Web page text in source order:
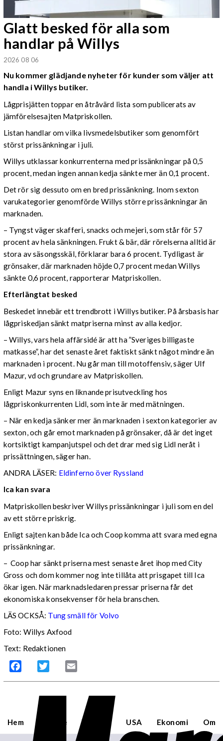
Glatt besked för alla som
handlar på Willys
2026 08 06
Nu kommer glädjande nyheter för kunder som väljer att
handla i Willys butiker.
Lågprisjätten toppar en åtråvärd lista som publicerats av
jämförelsesajten Matpriskollen.
Listan handlar om vilka livsmedelsbutiker som genomfört
störst prissänkningar i juli.
Willys utklassar konkurrenterna med prissänkningar på 0,5
procent, medan ingen annan kedja sänkte mer än 0,1 procent.
Det rör sig dessuto om en bred prissänkning. Inom sexton
varukategorier genomförde Willys större prissänkningar än
marknaden.
– Tyngst väger skafferi, snacks och mejeri, som står för 57
procent av hela sänkningen. Frukt & bär, där rörelserna alltid är
stora av säsongsskäl, förklarar bara 6 procent. Tydligast är
grönsaker, där marknaden höjde 0,7 procent medan Willys
sänkte 0,6 procent, rapporterar Matpriskollen.
Efterlängtat besked
Beskedet innebär ett trendbrott i Willys butiker. På årsbasis har
lågpriskedjan sänkt matpriserna minst av alla kedjor.
– Willys, vars hela affärsidé är att ha ”Sveriges billigaste
matkasse”, har det senaste året faktiskt sänkt något mindre än
marknaden i procent. Nu går man till motoffensiv, säger Ulf
Mazur, vd och grundare av Matpriskollen.
Enligt Mazur syns en liknande prisutveckling hos
lågpriskonkurrenten Lidl, som inte är med mätningen.
– När en kedja sänker mer än marknaden i sexton kategorier av
sexton, och går emot marknaden på grönsaker, då är det inget
kortsiktigt kampanjutspel och det drar med sig Lidl neråt i
prissättningen, säger han.
ANDRA LÄSER: Eldinferno över Ryssland
Ica kan svara
Matpriskollen beskriver Willys prissänkningar i juli som en del
av ett större priskrig.
Enligt sajten kan både Ica och Coop komma att svara med egna
prissänkningar.
– Coop har sänkt priserna mest senaste året ihop med City
Gross och dom kommer nog inte tillåta att prisgapet till Ica
ökar igen. När marknadsledaren pressar priserna får det
ekonomiska konsekvenser för hela branschen.
LÄS OCKSÅ: Tung smäll för Volvo
Foto: Willys Axfood
Text: Redaktionen
Facebook Twitter
Hem Sverige Världen USA Ekonomi Om